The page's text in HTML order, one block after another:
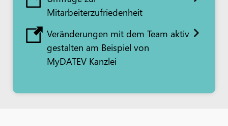
Mitarbeiterzufriedenheit
Veränderungen mit dem Team aktiv
gestalten am Beispiel von
MyDATEV Kanzlei